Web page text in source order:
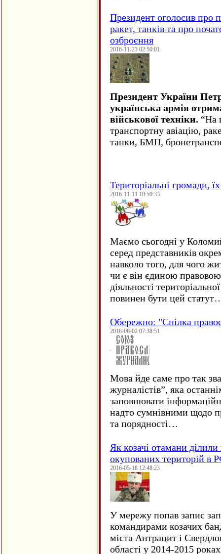
Президент оголосив про
ракет, танків та про
озброєння
2016-11-23 02:50:01
Президент України
українська армія
військової техніки. “На
транспортну авіацію,
танки, БМП,
Територіальні громади,
2016-11-11 10:50:33
Маємо сьогодні у
серед представників
навколо того, для чого
чи є він єдиною
діяльності
повинен бути цей
Обережно: "Спілка
2016-06-02 07:38:51
Мова йде саме про так
журналістів”, яка
заповнювати
надто сумнівними щодо
та порядності…
Як козачі отамани
окупованих територій в
2016-05-18 12:48:23
У мережу попав запис
командирами козачих
міста Антрацит і
області у 2014-2015